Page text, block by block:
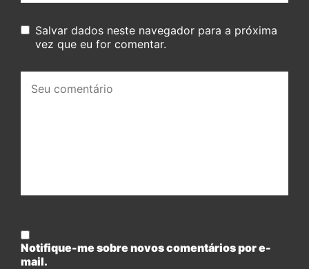
Salvar dados neste navegador para a próxima
vez que eu for comentar.
comentário:
Notifique-me sobre novos comentários por e-
mail.